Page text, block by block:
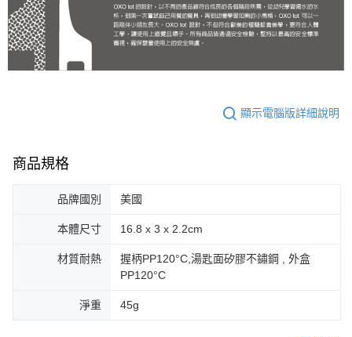
顯示電腦版詳細說明
商品規格
品牌國別 美國
本體尺寸 16.8 x 3 x 2.2cm
材質耐熱
握柄PP120°C,湯匙面矽膠不鏽鋼 , 外盒
PP120°C
淨重 45g